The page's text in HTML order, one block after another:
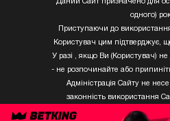
Даний Сайт призначено для
одного)
Приступаючи до
Користувач цим підтверджує,
У разі , якщо Ви (Користувач) не
- не розпочинайте або
Адміністрація Сайту не несе
законність використання
Користувачем, який не